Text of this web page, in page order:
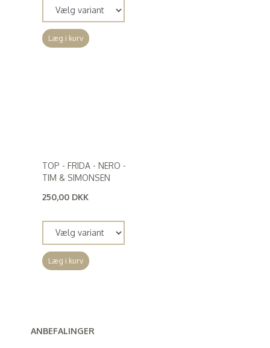
Læg i kurv
TOP - FRIDA - NERO -
TIM & SIMONSEN
250,00 DKK
Læg i kurv
ANBEFALINGER